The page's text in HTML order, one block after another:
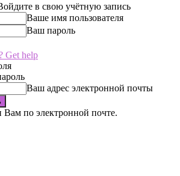
в свою учётную запись
Ваше имя пользователя
Ваш пароль
Get help
Ваш адрес электронной почты
Вам по электронной почте.